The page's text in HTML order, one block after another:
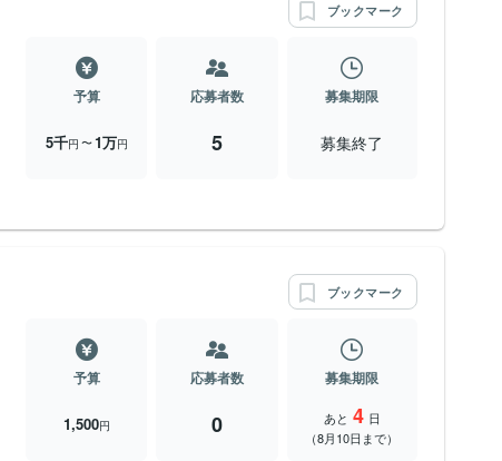
ブックマーク
予算
5千円 〜1万円
応募者数
5
募集期限
募集終了
ブックマーク
予算
1,500円
応募者数
0
募集期限
あと 4 日
（8月10日まで）